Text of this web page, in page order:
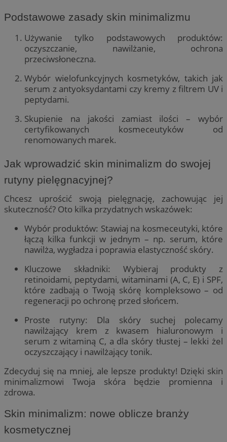
Podstawowe zasady skin minimalizmu
Używanie tylko podstawowych produktów:
oczyszczanie, nawilżanie, ochrona
przeciwsłoneczna.
Wybór wielofunkcyjnych kosmetyków, takich jak
serum z antyoksydantami czy kremy z filtrem UV i
peptydami.
Skupienie na jakości zamiast ilości – wybór
certyfikowanych kosmeceutyków od
renomowanych marek.
Jak wprowadzić skin minimalizm do swojej
rutyny pielęgnacyjnej?
Chcesz uprościć swoją pielęgnację, zachowując jej
skuteczność? Oto kilka przydatnych wskazówek:
Wybór produktów: Stawiaj na kosmeceutyki, które
łączą kilka funkcji w jednym – np. serum, które
nawilża, wygładza i poprawia elastyczność skóry.
Kluczowe składniki: Wybieraj produkty z
retinoidami, peptydami, witaminami (A, C, E) i SPF,
które zadbają o Twoją skórę kompleksowo – od
regeneracji po ochronę przed słońcem.
Proste rutyny: Dla skóry suchej polecamy
nawilżający krem z kwasem hialuronowym i
serum z witaminą C, a dla skóry tłustej – lekki żel
oczyszczający i nawilżający tonik.
Zdecyduj się na mniej, ale lepsze produkty! Dzięki skin
minimalizmowi Twoja skóra będzie promienna i
zdrowa.
Skin minimalizm: nowe oblicze branży
kosmetycznej